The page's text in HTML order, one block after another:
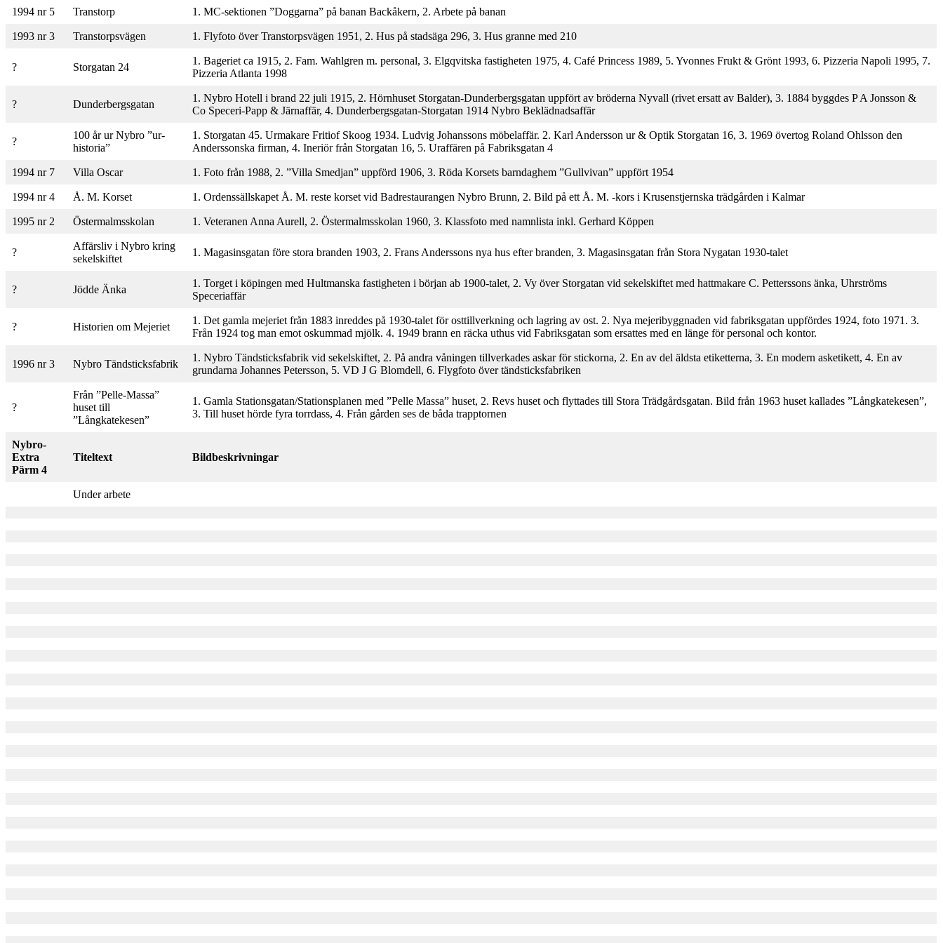
1994 nr 5 Transtorp 1. MC-sektionen ”Doggarna” på banan Backåkern, 2. Arbete på banan
1993 nr 3 Transtorpsvägen 1. Flyfoto över Transtorpsvägen 1951, 2. Hus på stadsäga 296, 3. Hus granne med 210
? Storgatan 24
1. Bageriet ca 1915, 2. Fam. Wahlgren m. personal, 3. Elgqvitska fastigheten 1975, 4. Café Princess 1989, 5. Yvonnes Frukt & Grönt 1993, 6. Pizzeria Napoli 1995, 7.
Pizzeria Atlanta 1998
? Dunderbergsgatan
1. Nybro Hotell i brand 22 juli 1915, 2. Hörnhuset Storgatan-Dunderbergsgatan uppfört av bröderna Nyvall (rivet ersatt av Balder), 3. 1884 byggdes P A Jonsson &
Co Speceri-Papp & Järnaffär, 4. Dunderbergsgatan-Storgatan 1914 Nybro Beklädnadsaffär
?
100 år ur Nybro ”ur-
historia”
1. Storgatan 45. Urmakare Fritiof Skoog 1934. Ludvig Johanssons möbelaffär. 2. Karl Andersson ur & Optik Storgatan 16, 3. 1969 övertog Roland Ohlsson den
Anderssonska firman, 4. Ineriör från Storgatan 16, 5. Uraffären på Fabriksgatan 4
1994 nr 7 Villa Oscar 1. Foto från 1988, 2. ”Villa Smedjan” uppförd 1906, 3. Röda Korsets barndaghem ”Gullvivan” uppfört 1954
1994 nr 4 Å. M. Korset 1. Ordenssällskapet Å. M. reste korset vid Badrestaurangen Nybro Brunn, 2. Bild på ett Å. M. -kors i Krusenstjernska trädgården i Kalmar
1995 nr 2 Östermalmsskolan 1. Veteranen Anna Aurell, 2. Östermalmsskolan 1960, 3. Klassfoto med namnlista inkl. Gerhard Köppen
?
Affärsliv i Nybro kring
sekelskiftet
1. Magasinsgatan före stora branden 1903, 2. Frans Anderssons nya hus efter branden, 3. Magasinsgatan från Stora Nygatan 1930-talet
? Jödde Änka
1. Torget i köpingen med Hultmanska fastigheten i början ab 1900-talet, 2. Vy över Storgatan vid sekelskiftet med hattmakare C. Petterssons änka, Uhrströms
Speceriaffär
? Historien om Mejeriet
1. Det gamla mejeriet från 1883 inreddes på 1930-talet för osttillverkning och lagring av ost. 2. Nya mejeribyggnaden vid fabriksgatan uppfördes 1924, foto 1971. 3.
Från 1924 tog man emot oskummad mjölk. 4. 1949 brann en räcka uthus vid Fabriksgatan som ersattes med en länge för personal och kontor.
1996 nr 3 Nybro Tändsticksfabrik
1. Nybro Tändsticksfabrik vid sekelskiftet, 2. På andra våningen tillverkades askar för stickorna, 2. En av del äldsta etiketterna, 3. En modern asketikett, 4. En av
grundarna Johannes Petersson, 5. VD J G Blomdell, 6. Flygfoto över tändsticksfabriken
?
Från ”Pelle-Massa”
huset till
”Långkatekesen”
1. Gamla Stationsgatan/Stationsplanen med ”Pelle Massa” huset, 2. Revs huset och flyttades till Stora Trädgårdsgatan. Bild från 1963 huset kallades ”Långkatekesen”,
3. Till huset hörde fyra torrdass, 4. Från gården ses de båda trapptornen
Nybro-
Extra
Pärm 4
Titeltext Bildbeskrivningar
Under arbete